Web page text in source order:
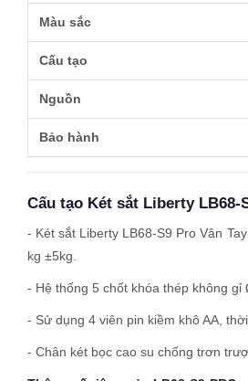
Màu sắc
Cấu tạo
Nguồn
Bảo hành
Cấu tạo Két sắt Liberty LB68-
- Két sắt Liberty LB68-S9 Pro Vân
kg ±5kg.
- Hệ thống 5 chốt khóa thép không
- Sử dụng 4 viên pin kiềm khô AA,
- Chân két bọc cao su chống trơn